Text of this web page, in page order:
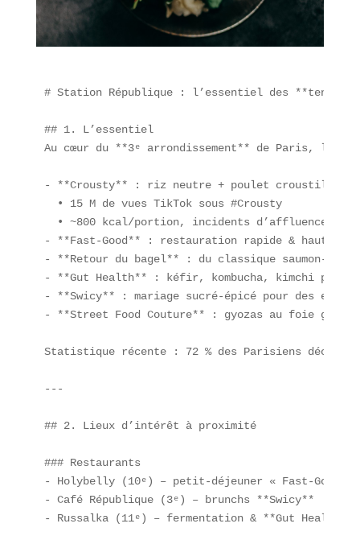
# Station République : l’essentiel des
## 1. L’essentiel
Au cœur du **3ᵉ arrondissement** de Paris, la
- **Crousty** : riz neutre + poulet
  • 15 M de vues TikTok sous #Crousty
• ~800 kcal/portion, incidents d’affluence
- **Fast-Good** : restauration rapide & haute
- **Retour du bagel** : du classique saumon-
- **Gut Health** : kéfir, kombucha, kimchi
- **Swicy** : mariage sucré-épicé pour des
- **Street Food Couture** : gyozas au foie gras,
Statistique récente : 72 % des Parisiens
---
## 2. Lieux d’intérêt à proximité
### Restaurants
- Holybelly (10ᵉ) – petit-déjeuner « Fast-Good
- Café République (3ᵉ) – brunchs **Swicy**
- Russalka (11ᵉ) – fermentation & **Gut Health**